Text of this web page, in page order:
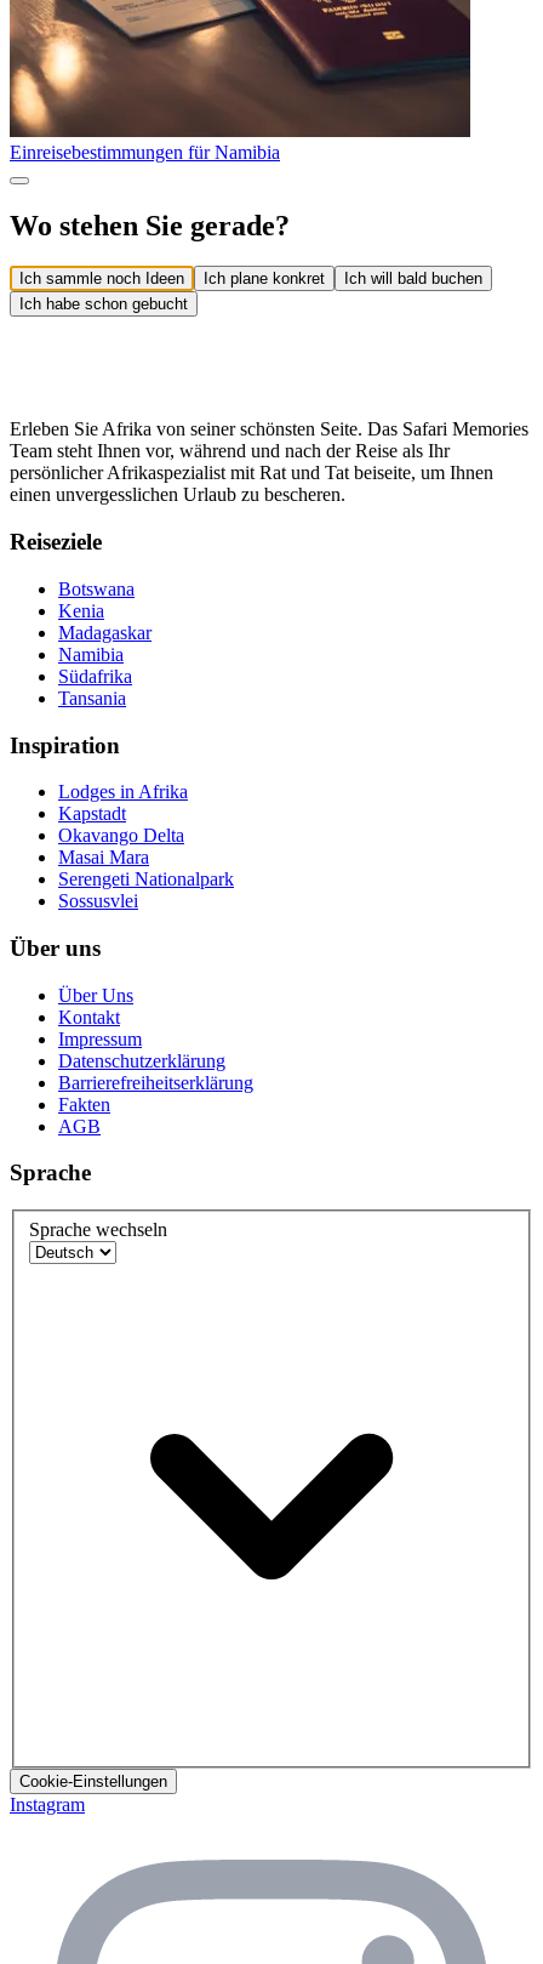
Einreisebestimmungen für Namibia
Wo stehen Sie gerade?
Ich sammle noch Ideen Ich plane konkret
Ich will bald buchen
Ich habe schon gebucht
Erleben Sie Afrika von seiner schönsten Seite. Das Safari Memories
Team steht Ihnen vor, während und nach der Reise als Ihr
persönlicher Afrikaspezialist mit Rat und Tat beiseite, um Ihnen
einen unvergesslichen Urlaub zu bescheren.
Reiseziele
Botswana
Kenia
Madagaskar
Namibia
Südafrika
Tansania
Inspiration
Lodges in Afrika
Kapstadt
Okavango Delta
Masai Mara
Serengeti Nationalpark
Sossusvlei
Über uns
Über Uns
Kontakt
Impressum
Datenschutzerklärung
Barrierefreiheitserklärung
Fakten
AGB
Sprache
Sprache wechseln
Cookie-Einstellungen
Instagram